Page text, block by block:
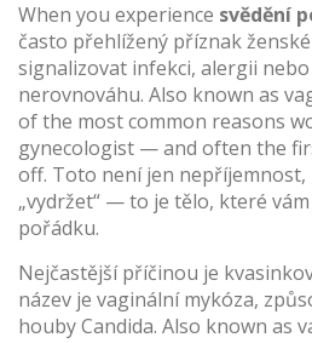
When you experience svědění
často přehlížený příznak
signalizovat infekci, alergii
nerovnováhu. Also known as
of the most common reasons
gynecologist — and often the
off. Toto není jen
„vydržet“ — to je tělo, které
pořádku.
Nejčastější příčinou je
název je vaginální mykóza,
houby Candida. Also known as